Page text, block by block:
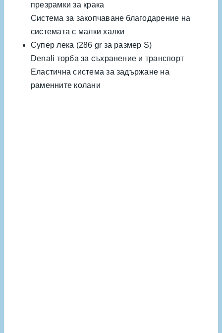
презрамки за крака
Система за закопчаване благодарение на
системата с малки халки
Супер лека (286 gr за размер S)
Denali торба за съхранение и транспорт
Еластична система за задържане на
раменните колани